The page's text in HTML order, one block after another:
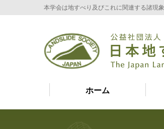
本学会は地すべり及びこれに関連する諸現
ホーム